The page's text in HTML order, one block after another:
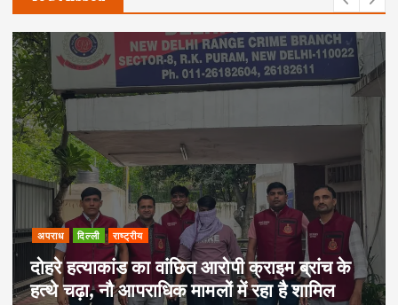
अपराध दिल्ली राष्ट्रीय
दोहरे हत्याकांड का वांछित आरोपी क्राइम ब्रांच के
हत्थे चढ़ा, नौ आपराधिक मामलों में रहा है शामिल